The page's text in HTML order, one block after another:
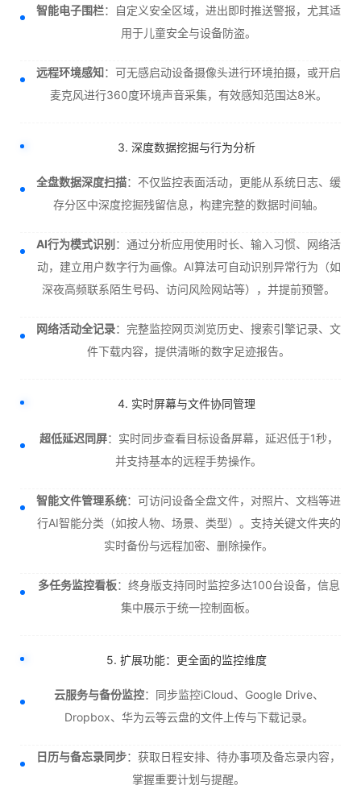
智能电子围栏：自定义安全区域，进出即时推送警报，尤其适
用于儿童安全与设备防盗。
远程环境感知：可无感启动设备摄像头进行环境拍摄，或开启
麦克风进行360度环境声音采集，有效感知范围达8米。
3. 深度数据挖掘与行为分析
全盘数据深度扫描：不仅监控表面活动，更能从系统日志、缓
存分区中深度挖掘残留信息，构建完整的数据时间轴。
AI行为模式识别 ：通过分析应用使用时长、输入习惯、网络活
动，建立用户数字行为画像。AI算法可自动识别异常行为（如
深夜高频联系陌生号码、访问风险网站等），并提前预警。
网络活动全记录：完整监控网页浏览历史、搜索引擎记录、文
件下载内容，提供清晰的数字足迹报告。
4. 实时屏幕与文件协同管理
超低延迟同屏：实时同步查看目标设备屏幕，延迟低于1秒，
并支持基本的远程手势操作。
智能文件管理系统：可访问设备全盘文件，对照片、文档等进
行AI智能分类（如按人物、场景、类型）。支持关键文件夹的
实时备份与远程加密、删除操作。
多任务监控看板：终身版支持同时监控多达100台设备，信息
集中展示于统一控制面板。
5. 扩展功能：更全面的监控维度
云服务与备份监控：同步监控iCloud、Google Drive、
Dropbox、华为云等云盘的文件上传与下载记录。
日历与备忘录同步：获取日程安排、待办事项及备忘录内容，
掌握重要计划与提醒。